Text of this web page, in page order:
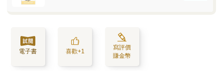
電子書 喜歡+1
寫評價
賺金幣